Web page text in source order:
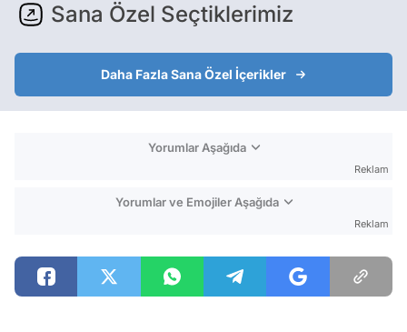
Sana Özel Seçtiklerimiz
Daha Fazla Sana Özel İçerikler
Yorumlar Aşağıda
Reklam
Yorumlar ve Emojiler Aşağıda
Reklam